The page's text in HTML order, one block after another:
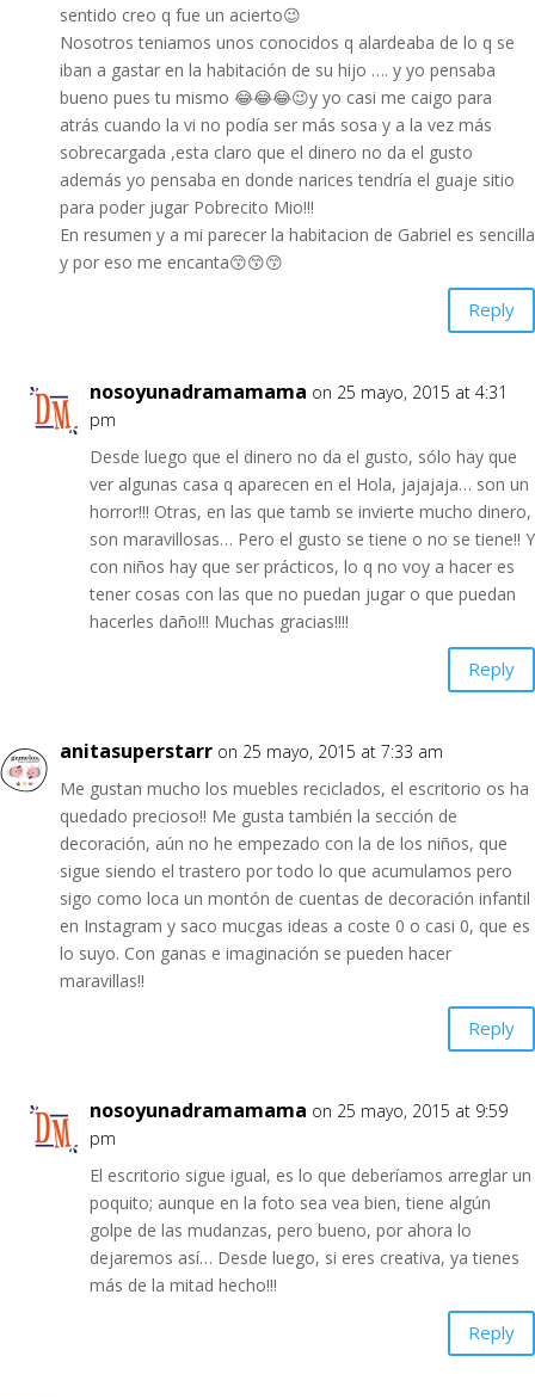
sentido creo q fue un acierto😉
Nosotros teniamos unos conocidos q alardeaba de lo q se
iban a gastar en la habitación de su hijo …. y yo pensaba
bueno pues tu mismo 😂😂😂😉y yo casi me caigo para
atrás cuando la vi no podía ser más sosa y a la vez más
sobrecargada ,esta claro que el dinero no da el gusto
además yo pensaba en donde narices tendría el guaje sitio
para poder jugar Pobrecito Mio!!!
En resumen y a mi parecer la habitacion de Gabriel es sencilla
y por eso me encanta😙😙😙
Reply
nosoyunadramamama on 25 mayo, 2015 at 4:31
pm
Desde luego que el dinero no da el gusto, sólo hay que
ver algunas casa q aparecen en el Hola, jajajaja… son un
horror!!! Otras, en las que tamb se invierte mucho dinero,
son maravillosas… Pero el gusto se tiene o no se tiene!! Y
con niños hay que ser prácticos, lo q no voy a hacer es
tener cosas con las que no puedan jugar o que puedan
hacerles daño!!! Muchas gracias!!!!
Reply
anitasuperstarr on 25 mayo, 2015 at 7:33 am
Me gustan mucho los muebles reciclados, el escritorio os ha
quedado precioso!! Me gusta también la sección de
decoración, aún no he empezado con la de los niños, que
sigue siendo el trastero por todo lo que acumulamos pero
sigo como loca un montón de cuentas de decoración infantil
en Instagram y saco mucgas ideas a coste 0 o casi 0, que es
lo suyo. Con ganas e imaginación se pueden hacer
maravillas!!
Reply
nosoyunadramamama on 25 mayo, 2015 at 9:59
pm
El escritorio sigue igual, es lo que deberíamos arreglar un
poquito; aunque en la foto sea vea bien, tiene algún
golpe de las mudanzas, pero bueno, por ahora lo
dejaremos así… Desde luego, si eres creativa, ya tienes
más de la mitad hecho!!!
Reply